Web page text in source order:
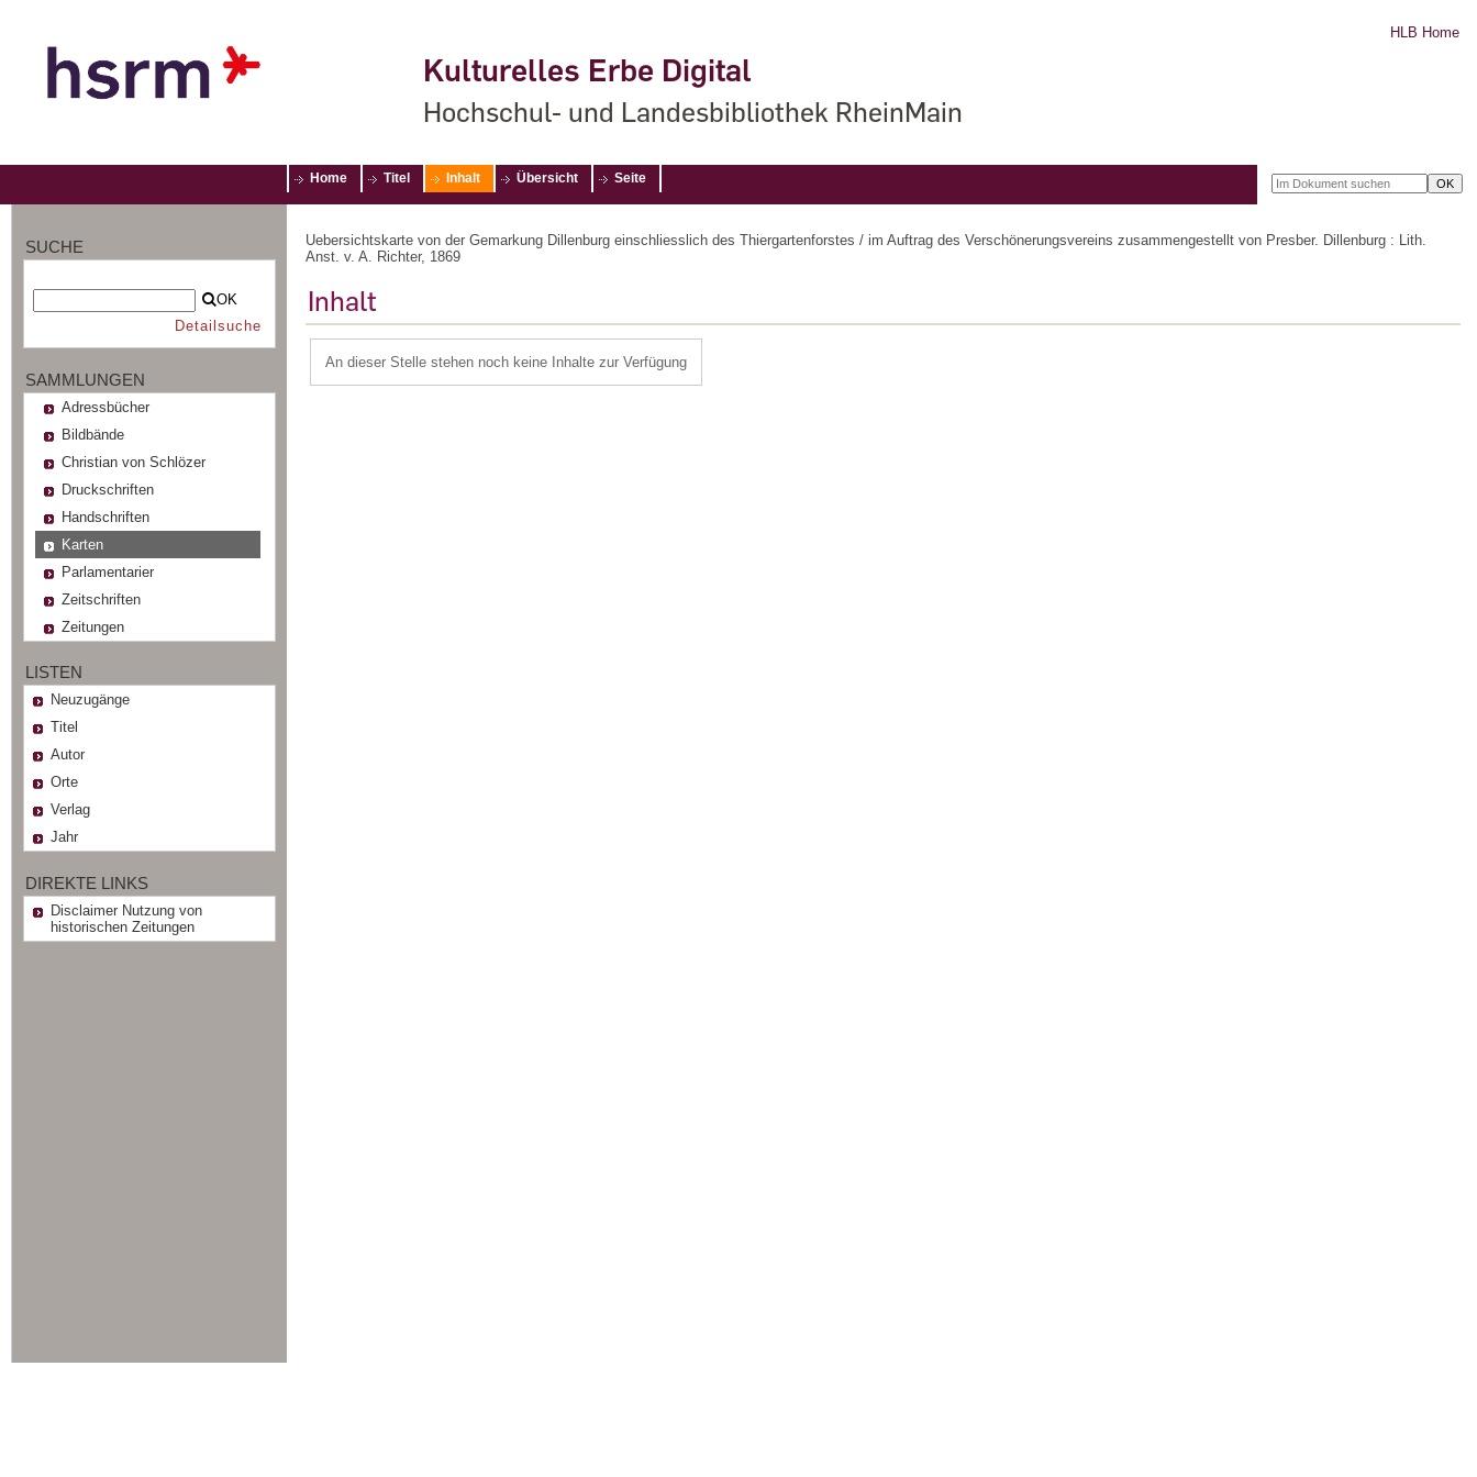
Kulturelles Erbe Digital
Hochschul- und Landesbibliothek RheinMain
HLB Home
Home Titel Inhalt Übersicht Seite
SUCHE
OK
Detailsuche
SAMMLUNGEN
Adressbücher
Bildbände
Christian von Schlözer
Druckschriften
Handschriften
Karten
Parlamentarier
Zeitschriften
Zeitungen
LISTEN
Neuzugänge
Titel
Autor
Orte
Verlag
Jahr
DIREKTE LINKS
Disclaimer Nutzung von
historischen Zeitungen
Uebersichtskarte von der Gemarkung Dillenburg einschliesslich des Thiergartenforstes / im Auftrag des Verschönerungsvereins zusammengestellt von Presber. Dillenburg : Lith.
Anst. v. A. Richter, 1869
Inhalt
An dieser Stelle stehen noch keine Inhalte zur Verfügung